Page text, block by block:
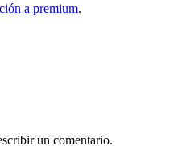
a premium.
un comentario.